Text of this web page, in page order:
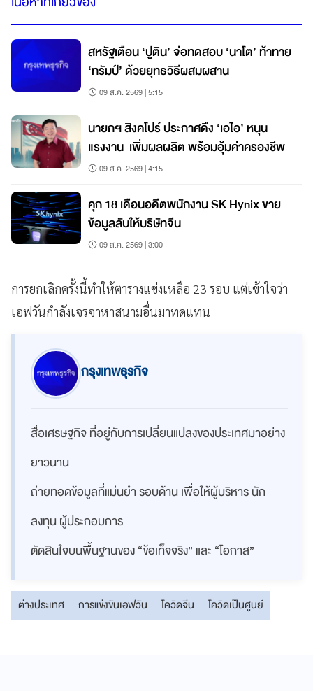
สหรัฐเตือน ‘ปูติน’ จ่อทดสอบ ‘นาโต’ ท้าทาย
‘ทรัมป์’ ด้วยยุทธวิธีผสมผสาน
09 ส.ค. 2569 | 5:15
นายกฯ สิงคโปร์ ประกาศดึง ‘เอไอ’ หนุน
แรงงาน-เพิ่มผลผลิต พร้อมอุ้มค่าครองชีพ
09 ส.ค. 2569 | 4:15
คุก 18 เดือนอดีตพนักงาน SK Hynix ขาย
ข้อมูลลับให้บริษัทจีน
09 ส.ค. 2569 | 3:00
การยกเลิกครั้งนี้ทำให้ตารางแข่งเหลือ 23 รอบ แต่เข้าใจว่า
เอฟวันกำลังเจรจาหาสนามอื่นมาทดแทน
กรุงเทพธุรกิจ
สื่อเศรษฐกิจ ที่อยู่กับการเปลี่ยนแปลงของประเทศมาอย่าง
ยาวนาน
ถ่ายทอดข้อมูลที่แม่นยำ รอบด้าน เพื่อให้ผู้บริหาร นัก
ลงทุน ผู้ประกอบการ
ตัดสินใจบนพื้นฐานของ “ข้อเท็จจริง” และ “โอกาส”
ต่างประเทศ การแข่งขันเอฟวัน โควิดจีน โควิดเป็นศูนย์